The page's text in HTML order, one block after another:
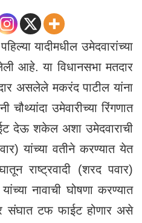
यादीमधील उमेदवारांच्या
आहे. या विधानसभा मतदार
असलेले मकरंद पाटील यांना
चौथ्यांदा उमेवारीच्या रिंगणात
देऊ शकेल अशा उमेदवाराची
यांच्या वतीने करण्यात येत
राष्ट्रवादी (शरद पवार)
नावाची घोषणा करण्यात
संघात टफ फाईट होणार असे